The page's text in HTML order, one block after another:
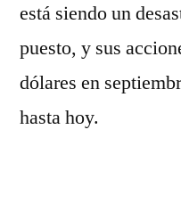
está siendo un
puesto, y sus
dólares en
hasta hoy.